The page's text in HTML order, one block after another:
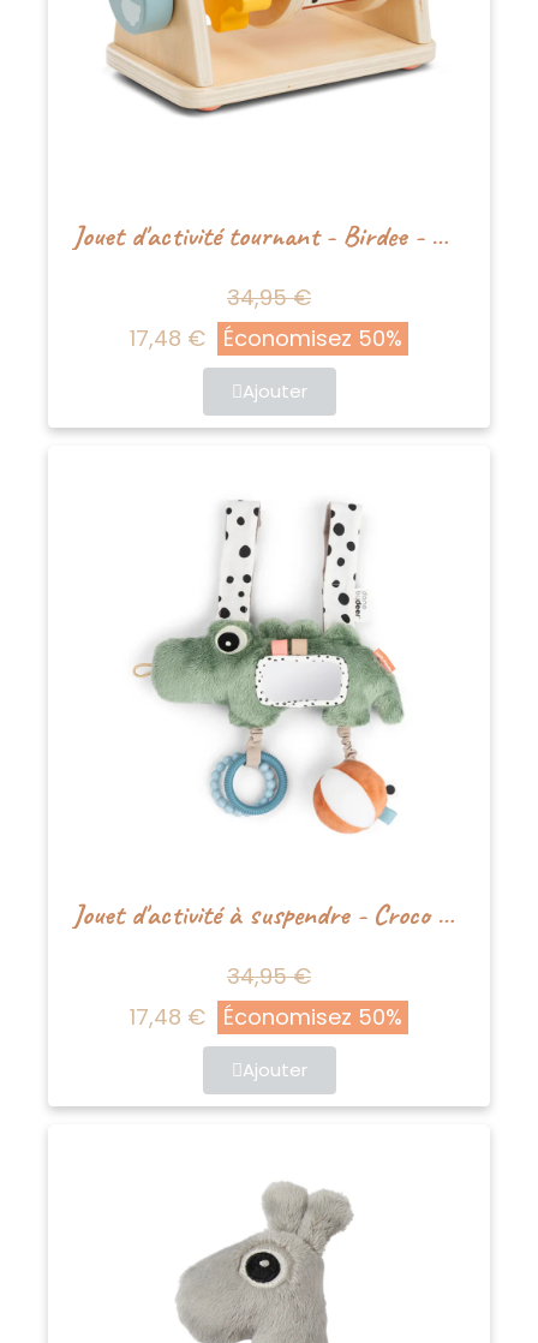
Jouet d'activité tournant - Birdee - Mélange de couleurs
34,95 €
17,48 €
Économisez 50%
Ajouter
Jouet d'activité à suspendre - Croco Vert
34,95 €
17,48 €
Économisez 50%
Ajouter